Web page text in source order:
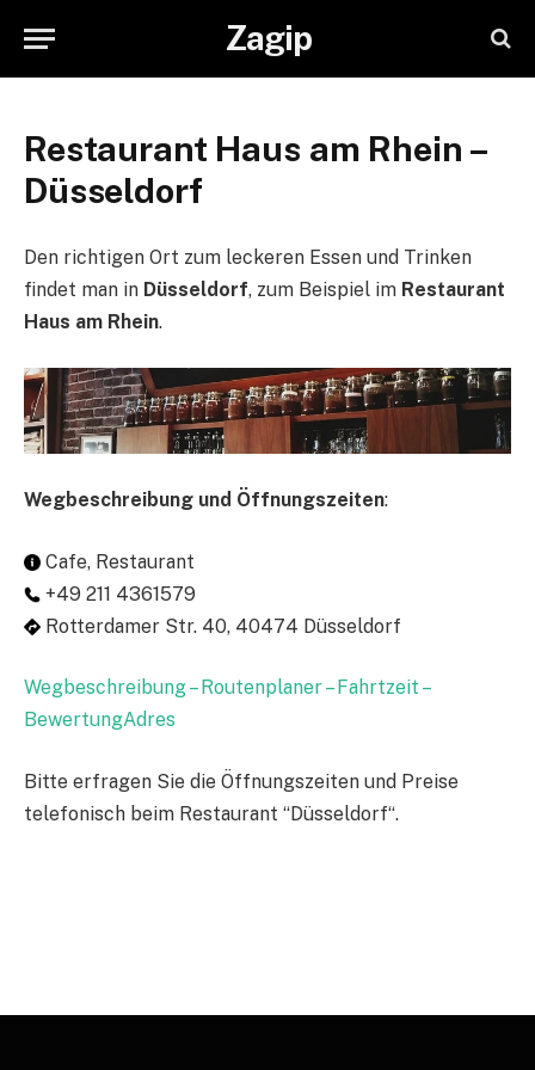
Zagip
Restaurant Haus am Rhein –
Düsseldorf
Den richtigen Ort zum leckeren Essen und Trinken
findet man in Düsseldorf, zum Beispiel im Restaurant
Haus am Rhein.
Wegbeschreibung und Öffnungszeiten:
Cafe, Restaurant
+49 211 4361579
Rotterdamer Str. 40, 40474 Düsseldorf
Wegbeschreibung – Routenplaner – Fahrtzeit –
BewertungAdres
Bitte erfragen Sie die Öffnungszeiten und Preise
telefonisch beim Restaurant “Düsseldorf“.